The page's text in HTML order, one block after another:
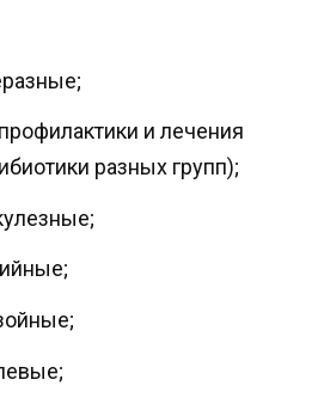
и лечения
разных групп);